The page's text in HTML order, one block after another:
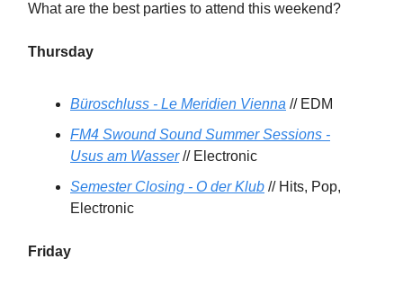
What are the best parties to attend this weekend?
Thursday
Büroschluss - Le Meridien Vienna // EDM
FM4 Swound Sound Summer Sessions -
Usus am Wasser// Electronic
Semester Closing - O der Klub // Hits, Pop,
Electronic
Friday